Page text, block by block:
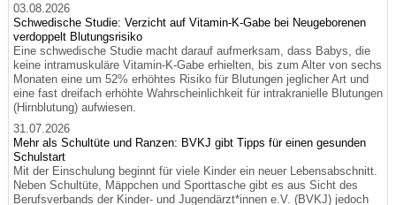
03.08.2026
Schwedische Studie: Verzicht auf Vitamin-K-Gabe bei Neugeborenen
verdoppelt Blutungsrisiko
Eine schwedische Studie macht darauf aufmerksam, dass Babys, die
keine intramuskuläre Vitamin-K-Gabe erhielten, bis zum Alter von sechs
Monaten eine um 52% erhöhtes Risiko für Blutungen jeglicher Art und
eine fast dreifach erhöhte Wahrscheinlichkeit für intrakranielle Blutungen
(Hirnblutung) aufwiesen.
31.07.2026
Mehr als Schultüte und Ranzen: BVKJ gibt Tipps für einen gesunden
Schulstart
Mit der Einschulung beginnt für viele Kinder ein neuer Lebensabschnitt.
Neben Schultüte, Mäppchen und Sporttasche gibt es aus Sicht des
Berufsverbands der Kinder- und Jugendärzt*innen e.V. (BVKJ) jedoch